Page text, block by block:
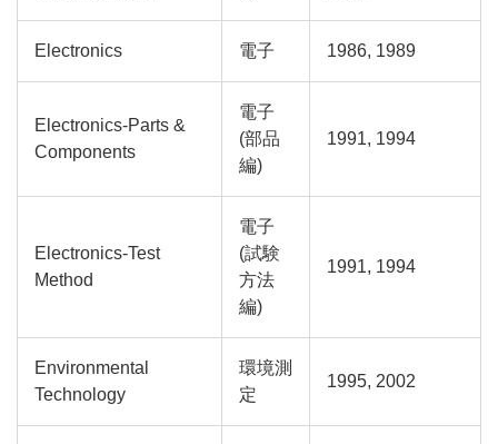
Electronics 電子 1986, 1989
Electronics-Parts &
Components
電子
(部品
編)
1991, 1994
Electronics-Test
Method
電子
(試験
方法
編)
1991, 1994
Environmental
Technology
環境測
定
1995, 2002